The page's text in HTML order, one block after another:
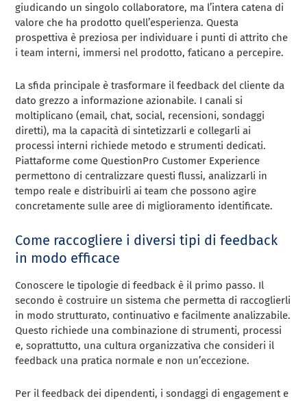
giudicando un singolo collaboratore, ma l’intera catena di
valore che ha prodotto quell’esperienza. Questa
prospettiva è preziosa per individuare i punti di attrito che
i team interni, immersi nel prodotto, faticano a percepire.
La sfida principale è trasformare il feedback del cliente da
dato grezzo a informazione azionabile. I canali si
moltiplicano (email, chat, social, recensioni, sondaggi
diretti), ma la capacità di sintetizzarli e collegarli ai
processi interni richiede metodo e strumenti dedicati.
Piattaforme come QuestionPro Customer Experience
permettono di centralizzare questi flussi, analizzarli in
tempo reale e distribuirli ai team che possono agire
concretamente sulle aree di miglioramento identificate.
Come raccogliere i diversi tipi di feedback
in modo efficace
Conoscere le tipologie di feedback è il primo passo. Il
secondo è costruire un sistema che permetta di raccoglierli
in modo strutturato, continuativo e facilmente analizzabile.
Questo richiede una combinazione di strumenti, processi
e, soprattutto, una cultura organizzativa che consideri il
feedback una pratica normale e non un’eccezione.
Per il feedback dei dipendenti, i sondaggi di engagement e